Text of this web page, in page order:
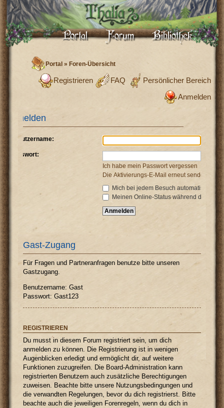
Portal »Foren-Übersicht
Persönlicher Bereich
FAQ
Registrieren
Anmelden
Anmelden
Benutzername:
Passwort:
Ich habe mein Passwort vergessen
Die Aktivierungs-E-Mail erneut senden
Mich bei jedem Besuch automatisch
Meinen Online-Status während dieser
Gast-Zugang
Für Fragen und Partneranfragen benutze bitte unseren
Gastzugang.
Benutzername: Gast
Passwort: Gast123
REGISTRIEREN
Du musst in diesem Forum registriert sein, um dich
anmelden zu können. Die Registrierung ist in wenigen
Augenblicken erledigt und ermöglicht dir, auf weitere
Funktionen zuzugreifen. Die Board-Administration kann
registrierten Benutzern auch zusätzliche Berechtigungen
zuweisen. Beachte bitte unsere Nutzungsbedingungen und
die verwandten Regelungen, bevor du dich registrierst. Bitte
beachte auch die jeweiligen Forenregeln, wenn du dich in